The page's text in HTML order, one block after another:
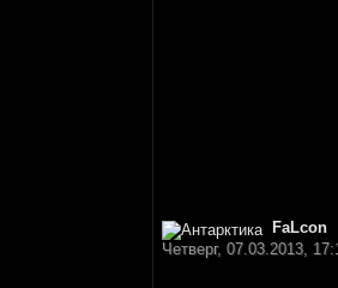
FaLcon
Четверг, 07.03.2013,